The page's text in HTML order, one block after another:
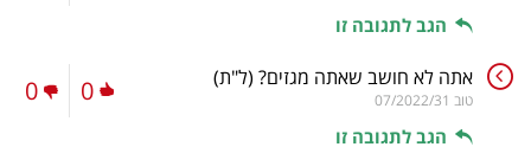
הגב לתגובה זו
אתה לא חושב שאתה מגזים? (ל"ת)
טוב 07/2022/31
הגב לתגובה זו
0
0